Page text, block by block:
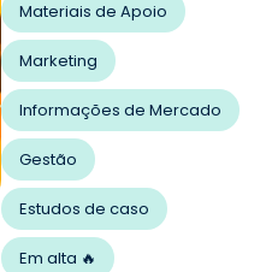
Materiais de Apoio
Marketing
Informações de Mercado
Gestão
Estudos de caso
Em alta 🔥